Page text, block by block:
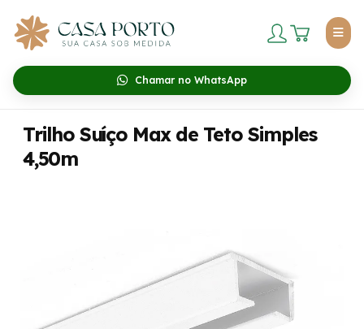
Chamar no WhatsApp
Trilho Suíço Max de Teto Simples
4,50m